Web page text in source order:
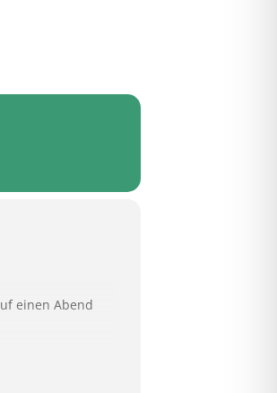
einen Abend